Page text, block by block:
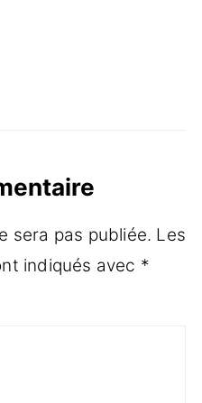
sera pas publiée. Les
indiqués avec *